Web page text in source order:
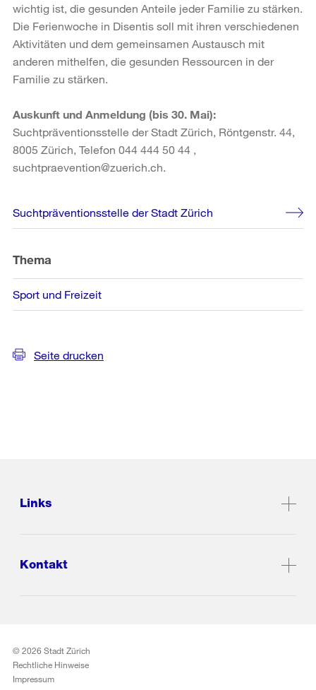
wichtig ist, die gesunden Anteile jeder Familie zu stärken.
Die Ferienwoche in Disentis soll mit ihren verschiedenen
Aktivitäten und dem gemeinsamen Austausch mit
anderen mithelfen, die gesunden Ressourcen in der
Familie zu stärken.
Auskunft und Anmeldung (bis 30. Mai):
Suchtpräventionsstelle der Stadt Zürich, Röntgenstr. 44,
8005 Zürich, Telefon 044 444 50 44 ,
suchtpraevention@zuerich.ch.
Weitere
Informationen
Suchtpräventionsstelle der Stadt Zürich
Thema
Sport und Freizeit
Seite drucken
Links
Kontakt
© 2026 Stadt Zürich
Rechtliche Hinweise
Impressum